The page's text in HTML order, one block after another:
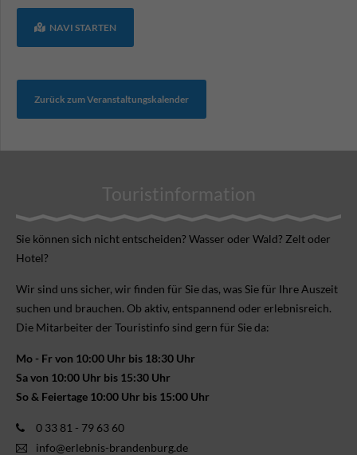
NAVI STARTEN
Zurück zum Veranstaltungskalender
Touristinformation
Sie können sich nicht ent­scheiden? Wasser oder Wald? Zelt oder
Hotel?
Wir sind uns sicher, wir finden für Sie das, was Sie für Ihre Aus­zeit
suchen und brauchen. Ob aktiv, ent­spannend oder erlebnis­reich.
Die Mitarbeiter der Touristinfo sind gern für Sie da:
Mo - Fr von 10:00 Uhr bis 18:30 Uhr
Sa von 10:00 Uhr bis 15:30 Uhr
So & Feiertage 10:00 Uhr bis 15:00 Uhr
0 33 81 - 79 63 60
info@erlebnis-brandenburg.de